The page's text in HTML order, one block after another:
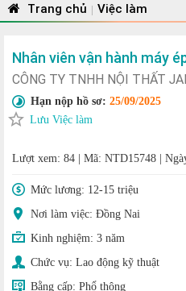
Trang chủ | Việc làm
Nhân viên vận hành máy
CÔNG TY TNHH NỘI THẤT
Hạn nộp hồ sơ: 25/09/2025
Lưu Việc làm
Lượt xem: 84 Mã: NTD15748
Mức lương: 12-15 triệu
Nơi làm việc: Đồng Nai
Kinh nghiệm: 3 năm
Chức vụ: Lao động kỹ thuật
Bằng cấp: Phổ thông